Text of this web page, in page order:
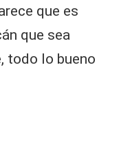
que es
que sea
todo lo bueno